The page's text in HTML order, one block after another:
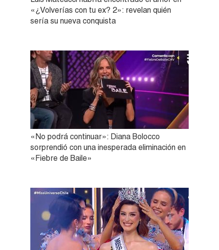
«¿Volverías con tu ex? 2»: revelan quién
sería su nueva conquista
«No podrá continuar»: Diana Bolocco
sorprendió con una inesperada eliminación en
«Fiebre de Baile»